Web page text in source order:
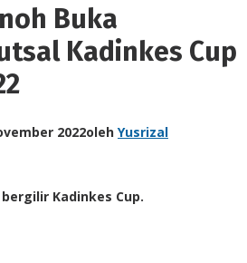
Buka
Kadinkes Cup
2022oleh Yusrizal
Kadinkes Cup.